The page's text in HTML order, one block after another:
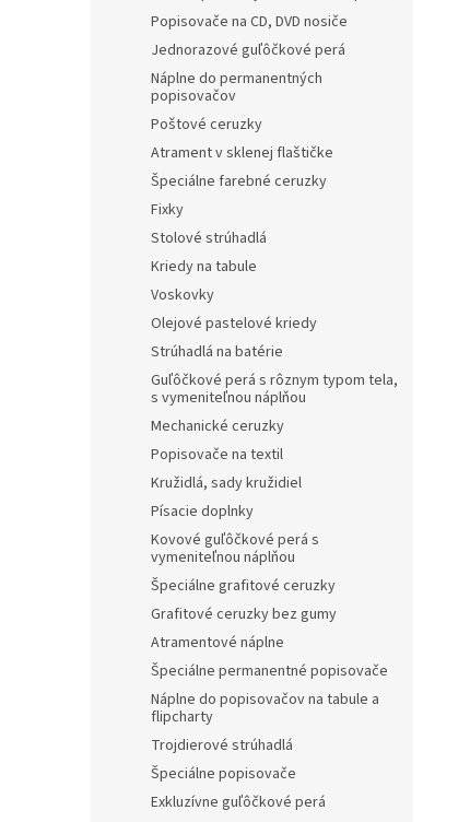
Popisovače na CD, DVD nosiče
Jednorazové guľôčkové perá
Náplne do permanentných
popisovačov
Poštové ceruzky
Atrament v sklenej flaštičke
Špeciálne farebné ceruzky
Fixky
Stolové strúhadlá
Kriedy na tabule
Voskovky
Olejové pastelové kriedy
Strúhadlá na batérie
Guľôčkové perá s rôznym typom tela,
s vymeniteľnou náplňou
Mechanické ceruzky
Popisovače na textil
Kružidlá, sady kružidiel
Písacie doplnky
Kovové guľôčkové perá s
vymeniteľnou náplňou
Špeciálne grafitové ceruzky
Grafitové ceruzky bez gumy
Atramentové náplne
Špeciálne permanentné popisovače
Náplne do popisovačov na tabule a
flipcharty
Trojdierové strúhadlá
Špeciálne popisovače
Exkluzívne guľôčkové perá